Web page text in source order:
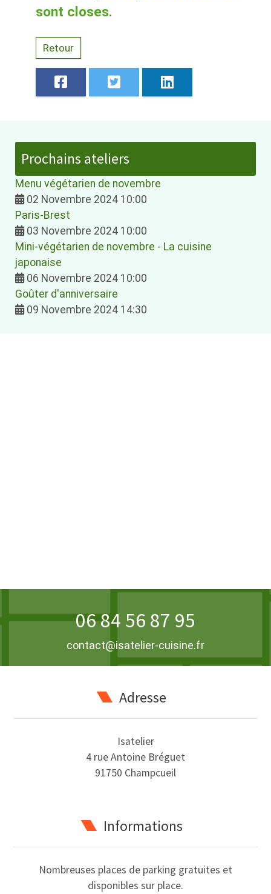
sont closes.
Retour
Prochains ateliers
Menu végétarien de novembre
02 Novembre 2024 10:00
Paris-Brest
03 Novembre 2024 10:00
Mini-végétarien de novembre - La cuisine
japonaise
06 Novembre 2024 10:00
Goûter d'anniversaire
09 Novembre 2024 14:30
06 84 56 87 95
contact@isatelier-cuisine.fr
Adresse
Isatelier
4 rue Antoine Bréguet
91750 Champcueil
Informations
Nombreuses places de parking gratuites et
disponibles sur place.